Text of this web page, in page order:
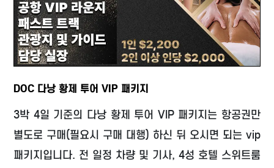
DOC 다낭 황제 투어 VIP 패키지
3박 4일 기준의 다낭 황제 투어 VIP 패키지는 항공권만
별도로 구매(필요시 구매 대행) 하신 뒤 오시면 되는 vip
패키지입니다. 전 일정 차량 및 기사, 4성 호텔 스위트룸